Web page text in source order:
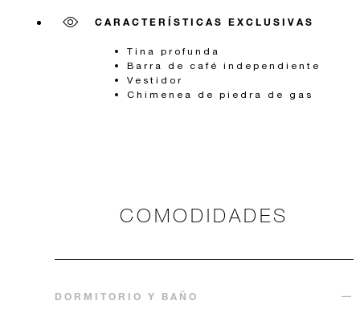
CARACTERÍSTICAS EXCLUSIVAS
Tina profunda
Barra de café independiente
Vestidor
Chimenea de piedra de gas
COMODIDADES
DORMITORIO Y BAÑO